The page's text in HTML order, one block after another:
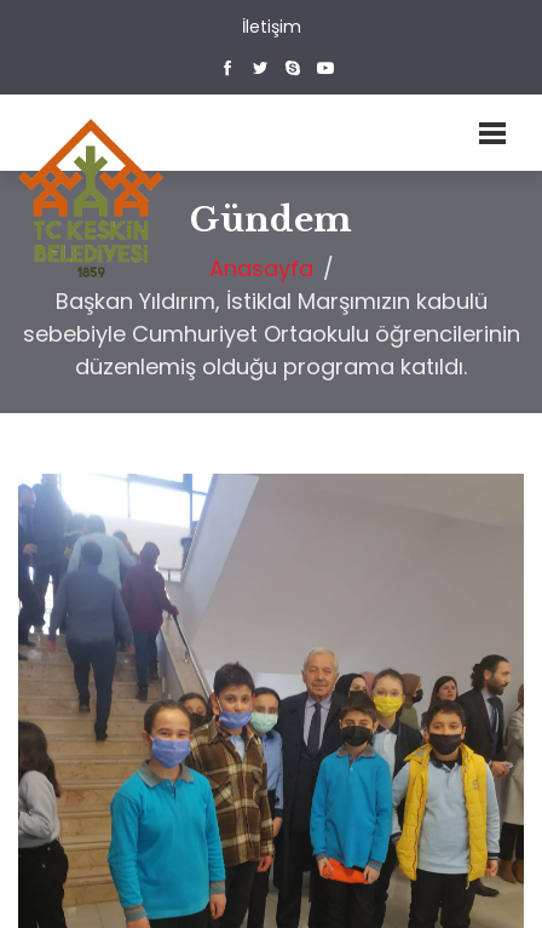
İletişim
Gündem
Anasayfa /
Başkan Yıldırım, İstiklal Marşımızın kabulü
sebebiyle Cumhuriyet Ortaokulu öğrencilerinin
düzenlemiş olduğu programa katıldı.